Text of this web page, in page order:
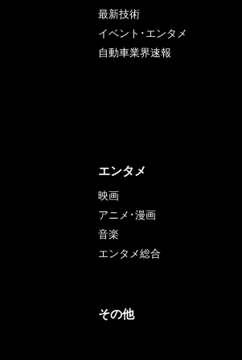
最新技術
イベント･エンタメ
自動車業界速報
エンタメ
映画
アニメ･漫画
音楽
エンタメ総合
その他